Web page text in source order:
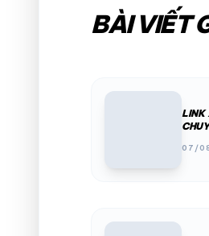
BÀI VIẾT
LINK
07/